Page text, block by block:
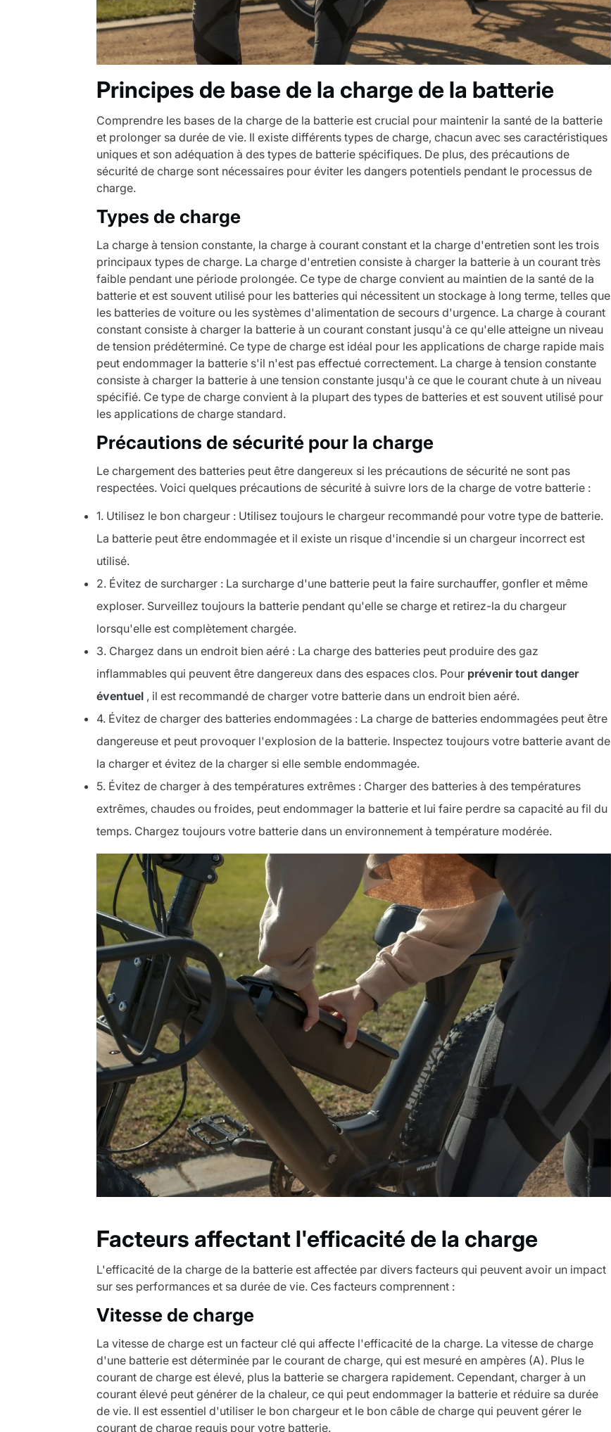
Principes de base de la charge de la batterie
Comprendre les bases de la charge de la batterie est crucial pour maintenir la santé de la batterie
et prolonger sa durée de vie. Il existe différents types de charge, chacun avec ses caractéristiques
uniques et son adéquation à des types de batterie spécifiques. De plus, des précautions de
sécurité de charge sont nécessaires pour éviter les dangers potentiels pendant le processus de
charge.
Types de charge
La charge à tension constante, la charge à courant constant et la charge d'entretien sont les trois
principaux types de charge. La charge d'entretien consiste à charger la batterie à un courant très
faible pendant une période prolongée. Ce type de charge convient au maintien de la santé de la
batterie et est souvent utilisé pour les batteries qui nécessitent un stockage à long terme, telles que
les batteries de voiture ou les systèmes d'alimentation de secours d'urgence. La charge à courant
constant consiste à charger la batterie à un courant constant jusqu'à ce qu'elle atteigne un niveau
de tension prédéterminé. Ce type de charge est idéal pour les applications de charge rapide mais
peut endommager la batterie s'il n'est pas effectué correctement. La charge à tension constante
consiste à charger la batterie à une tension constante jusqu'à ce que le courant chute à un niveau
spécifié. Ce type de charge convient à la plupart des types de batteries et est souvent utilisé pour
les applications de charge standard.
Précautions de sécurité pour la charge
Le chargement des batteries peut être dangereux si les précautions de sécurité ne sont pas
respectées. Voici quelques précautions de sécurité à suivre lors de la charge de votre batterie :
1. Utilisez le bon chargeur : Utilisez toujours le chargeur recommandé pour votre type de batterie.
La batterie peut être endommagée et il existe un risque d'incendie si un chargeur incorrect est
utilisé.
2. Évitez de surcharger : La surcharge d'une batterie peut la faire surchauffer, gonfler et même
exploser. Surveillez toujours la batterie pendant qu'elle se charge et retirez-la du chargeur
lorsqu'elle est complètement chargée.
3. Chargez dans un endroit bien aéré : La charge des batteries peut produire des gaz
inflammables qui peuvent être dangereux dans des espaces clos. Pour prévenir tout danger
éventuel , il est recommandé de charger votre batterie dans un endroit bien aéré.
4. Évitez de charger des batteries endommagées : La charge de batteries endommagées peut être
dangereuse et peut provoquer l'explosion de la batterie. Inspectez toujours votre batterie avant de
la charger et évitez de la charger si elle semble endommagée.
5. Évitez de charger à des températures extrêmes : Charger des batteries à des températures
extrêmes, chaudes ou froides, peut endommager la batterie et lui faire perdre sa capacité au fil du
temps. Chargez toujours votre batterie dans un environnement à température modérée.
Facteurs affectant l'efficacité de la charge
L'efficacité de la charge de la batterie est affectée par divers facteurs qui peuvent avoir un impact
sur ses performances et sa durée de vie. Ces facteurs comprennent :
Vitesse de charge
La vitesse de charge est un facteur clé qui affecte l'efficacité de la charge. La vitesse de charge
d'une batterie est déterminée par le courant de charge, qui est mesuré en ampères (A). Plus le
courant de charge est élevé, plus la batterie se chargera rapidement. Cependant, charger à un
courant élevé peut générer de la chaleur, ce qui peut endommager la batterie et réduire sa durée
de vie. Il est essentiel d'utiliser le bon chargeur et le bon câble de charge qui peuvent gérer le
courant de charge requis pour votre batterie.